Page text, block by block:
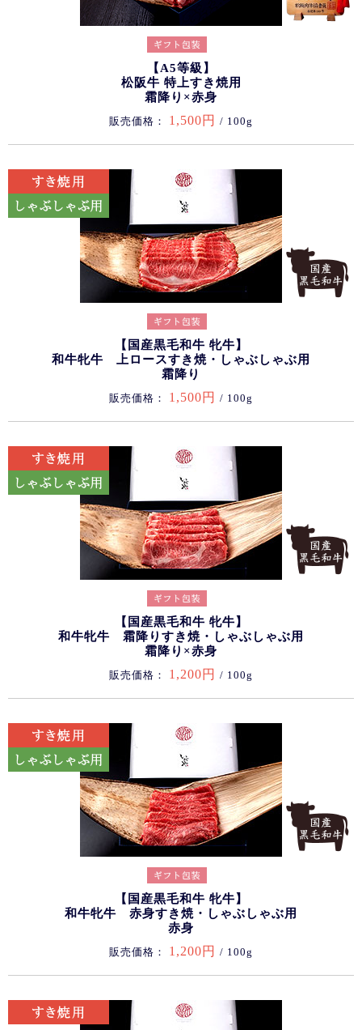
【A5等級】
松阪牛 特上すき焼用
霜降り×赤身
販売価格： 1,500円 / 100g
【国産黒毛和牛 牝牛】
和牛牝牛 上ロースすき焼・しゃぶしゃぶ用
霜降り
販売価格： 1,500円 / 100g
【国産黒毛和牛 牝牛】
和牛牝牛 霜降りすき焼・しゃぶしゃぶ用
霜降り×赤身
販売価格： 1,200円 / 100g
【国産黒毛和牛 牝牛】
和牛牝牛 赤身すき焼・しゃぶしゃぶ用
赤身
販売価格： 1,200円 / 100g